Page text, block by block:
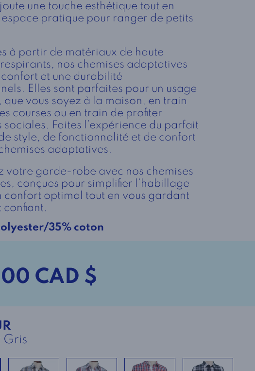
une touche esthétique tout en
pratique pour ranger de petits
à partir de matériaux de haute
nos chemises adaptatives
et une durabilité
Elles sont parfaites pour un usage
que vous soyez à la maison, en train
courses ou en train de profiter
sociales. Faites l’expérience du parfait
style, de fonctionnalité et de confort
adaptatives.
votre garde-robe avec nos chemises
conçues pour simplifier l’habillage
confort optimal tout en vous gardant
confiant.
35% coton
CAD $
Gris